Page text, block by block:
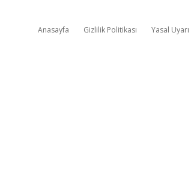
Anasayfa Gizlilik Politikası Yasal Uyarı